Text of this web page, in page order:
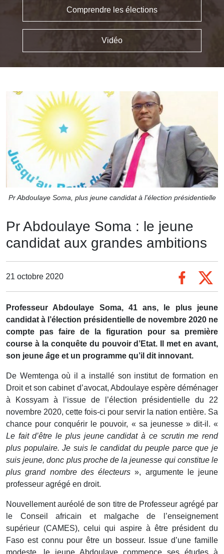
Comprendre les élections
Vidéo
Pr Abdoulaye Soma, plus jeune candidat à l'élection présidentielle
Pr Abdoulaye Soma : le jeune
candidat aux grandes ambitions
21 octobre 2020
Professeur Abdoulaye Soma, 41 ans, le plus jeune
candidat à l’élection présidentielle de novembre 2020 ne
compte pas faire de la figuration pour sa première
course à la conquête du pouvoir d’Etat. Il met en avant,
son jeune âge et un programme qu’il dit innovant.
De Wemtenga où il a installé son institut de formation en
Droit et son cabinet d’avocat, Abdoulaye espère déménager
à Kossyam à l’issue de l’élection présidentielle du 22
novembre 2020, cette fois-ci pour servir la nation entière. Sa
chance pour conquérir le pouvoir, « sa jeunesse » dit-il. «
Le fait d’être le plus jeune candidat à ce scrutin me rend
plus populaire. Je suis le candidat du peuple parce que je
suis jeune, donc plus proche de la jeunesse qui constitue le
plus grand nombre des électeurs », argumente le jeune
professeur agrégé en droit.
Nouvellement auréolé de son titre de Professeur agrégé par
le Conseil africain et malgache de l’enseignement
supérieur (CAMES), celui qui aspire à être président du
Faso est connu pour être un bosseur. Issue d’une famille